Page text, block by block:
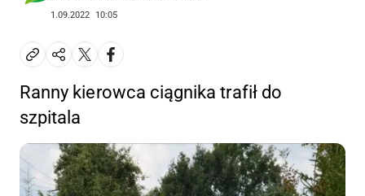
1.09.2022 10:05
Ranny kierowca ciągnika trafił do
szpitala